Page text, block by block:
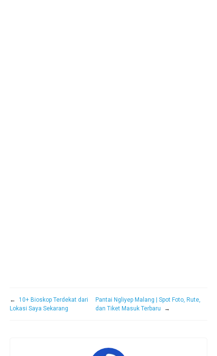
←
10+ Bioskop Terdekat dari
Lokasi Saya Sekarang
Pantai Ngliyep Malang | Spot Foto, Rute,
dan Tiket Masuk Terbaru
→